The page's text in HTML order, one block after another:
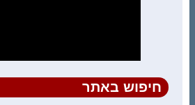
חיפוש באתר